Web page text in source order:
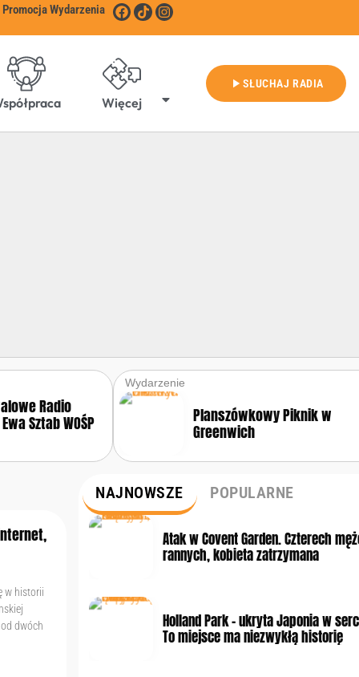
Promocja Wydarzenia
Więcej
play_arrowSŁUCHAJ RADIA
Radio
Sztab WOŚP
Wydarzenie
Planszówkowy Piknik w
Greenwich
w historii
dwóch
NAJNOWSZE POPULARNE
Atak w Covent Garden. Czterech
rannych, kobieta zatrzymana
Holland Park – ukryta Japonia w
To miejsce ma niezwykłą historię